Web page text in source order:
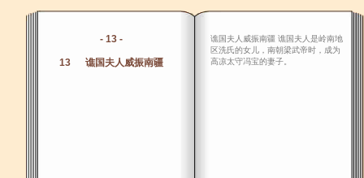
- 13 -
13 谯国夫人威振南疆
谯国夫人威振南疆 谯国夫人是岭南地
区洗氏的女儿，南朝梁武帝时，成为
高凉太守冯宝的妻子。